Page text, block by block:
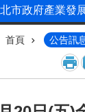
市政府產業發
首頁 公告訊